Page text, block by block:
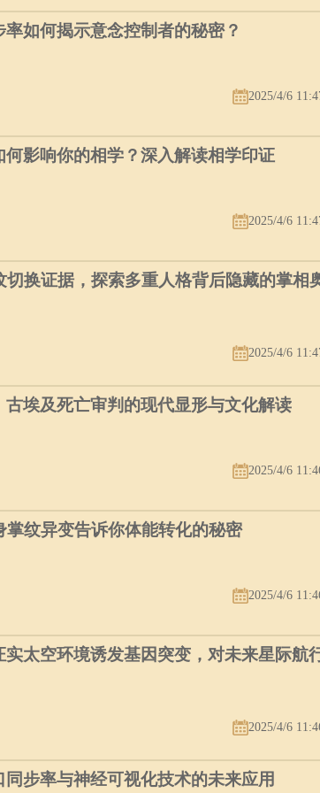
如何揭示意念控制者的秘密？
2025/4/6
影响你的相学？深入解读相学印证
2025/4/6
换证据，探索多重人格背后隐藏的掌相
2025/4/6
埃及死亡审判的现代显形与文化解读
2025/4/6
纹异变告诉你体能转化的秘密
2025/4/6
太空环境诱发基因突变，对未来星际航
2025/4/6
步率与神经可视化技术的未来应用